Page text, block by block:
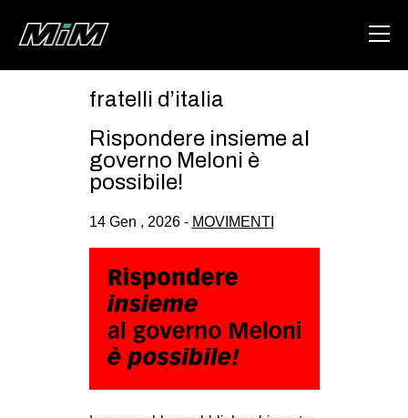
ABOUT
DEGENERAZIONE
CSOA LAMBRETTA
STUDENTI TSUNAMI
fratelli d’italia
Rispondere insieme al
governo Meloni è
possibile!
14 Gen , 2026 - MOVIMENTI